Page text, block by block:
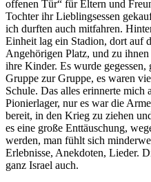
offenen Tür
für Eltern und
Tochter ihr Lieblingsessen
ich durften auch mitfahren.
Einheit lag ein Stadion, dort auf
Angehörigen Platz, und zu
ihre Kinder. Es wurde
Gruppe zur Gruppe, es waren
Schule. Das alles erinnerte mich
Pionierlager, nur es war die
bereit, in den Krieg zu ziehen
es eine große Enttäuschung,
werden, man fühlt sich
Erlebnisse, Anekdoten, Lieder.
ganz Israel auch.